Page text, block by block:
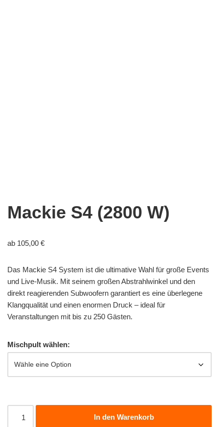
Mackie S4 (2800 W)
ab 105,00 €
Das Mackie S4 System ist die ultimative Wahl für große Events
und Live-Musik. Mit seinem großen Abstrahlwinkel und den
direkt reagierenden Subwoofern garantiert es eine überlegene
Klangqualität und einen enormen Druck – ideal für
Veranstaltungen mit bis zu 250 Gästen.
Mischpult wählen:
In den Warenkorb